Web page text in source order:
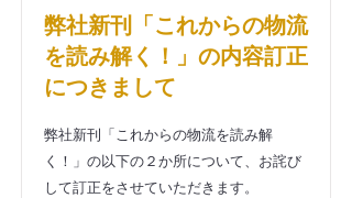
弊社新刊「これからの物流
を読み解く！」の内容訂正
につきまして
弊社新刊「これからの物流を読み解
く！」の以下の２か所について、お詫び
して訂正をさせていただきます。